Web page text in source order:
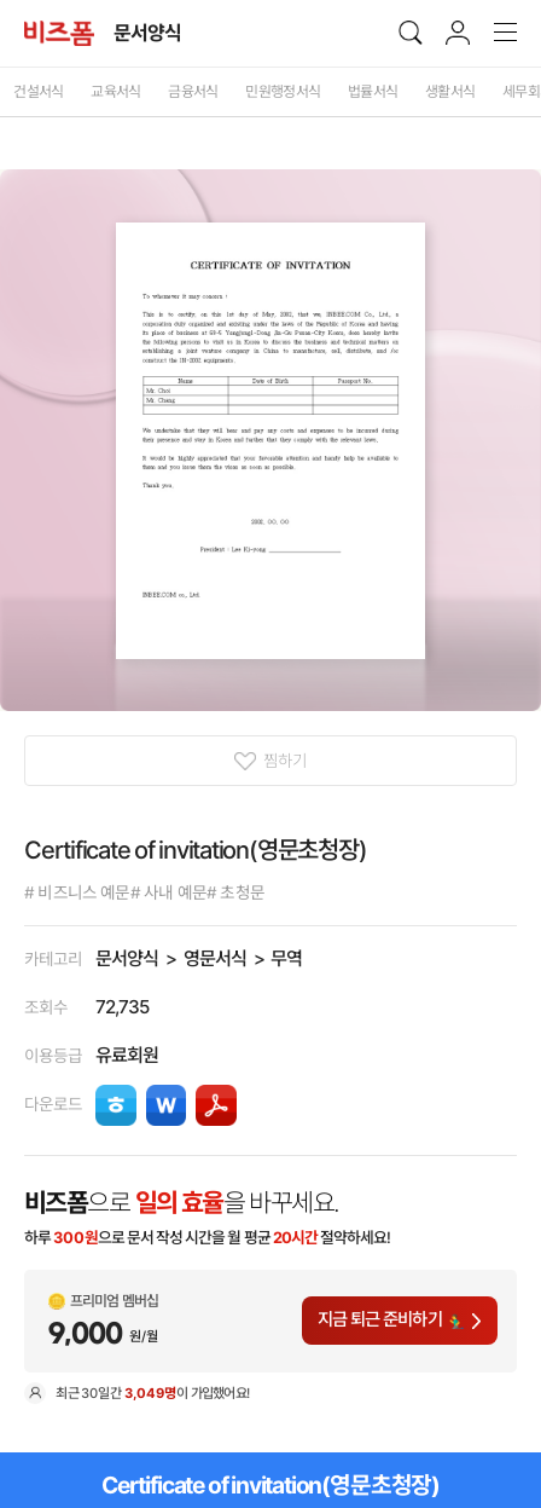
문서양식
건설서식 교육서식 금융서식 민원행정서식 법률서식 생활서식 세무
찜하기
Certificate of invitation(영문초청장)
# 비즈니스 예문# 사내 예문# 초청문
카테고리 문서양식 영문서식 무역
조회수 72,735
이용등급 유료회원
다운로드
비즈폼으로 일의 효율을 바꾸세요.
하루300원으로 문서 작성 시간을 월 평균20시간절약하세요!
프리미엄 멤버십
9,000 원/월
지금 퇴근 준비하기
최근30일간3,049명이 가입했어요!
Certificate of invitation(영문초청장)